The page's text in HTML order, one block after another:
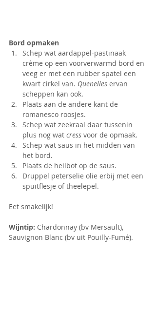
Bord opmaken
Schep wat aardappel-pastinaak
crème op een voorverwarmd bord en
veeg er met een rubber spatel een
kwart cirkel van. Quenelles ervan
scheppen kan ook.
Plaats aan de andere kant de
romanesco roosjes.
Schep wat zeekraal daar tussenin
plus nog wat cress voor de opmaak.
Schep wat saus in het midden van
het bord.
Plaats de heilbot op de saus.
Druppel peterselie olie erbij met een
spuitflesje of theelepel.
Eet smakelijk!
Wijntip: Chardonnay (bv Mersault),
Sauvignon Blanc (bv uit Pouilly-Fumé).